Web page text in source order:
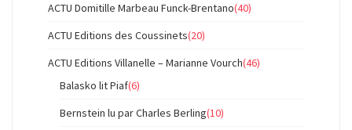
ACTU Domitille Marbeau Funck-Brentano(40)
ACTU Editions des Coussinets(20)
ACTU Editions Villanelle – Marianne Vourch(46)
Balasko lit Piaf(6)
Bernstein lu par Charles Berling(10)